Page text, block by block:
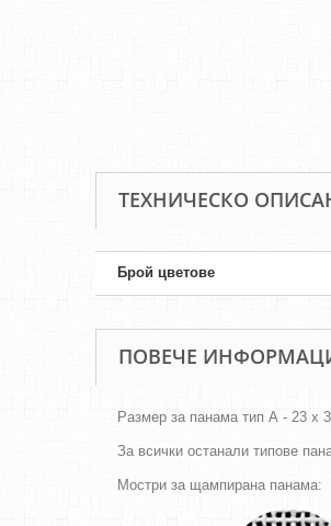
ТЕХНИЧЕСКО
Брой цветове
ПОВЕЧЕ
Размер за панама тип А - 23 х
За всички останали типове
Мостри за щампирана панама: